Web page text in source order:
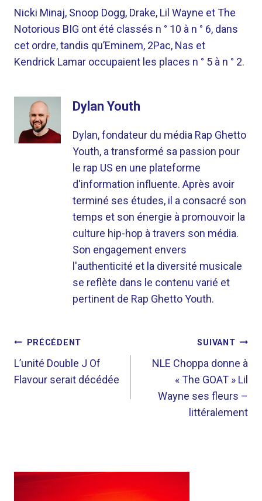
Nicki Minaj, Snoop Dogg, Drake, Lil Wayne et The
Notorious BIG ont été classés n ° 10 à n ° 6, dans
cet ordre, tandis qu’Eminem, 2Pac, Nas et
Kendrick Lamar occupaient les places n ° 5 à n ° 2.
Dylan Youth
Dylan, fondateur du média Rap Ghetto
Youth, a transformé sa passion pour
le rap US en une plateforme
d'information influente. Après avoir
terminé ses études, il a consacré son
temps et son énergie à promouvoir la
culture hip-hop à travers son média.
Son engagement envers
l'authenticité et la diversité musicale
se reflète dans le contenu varié et
pertinent de Rap Ghetto Youth.
NAVIGATION
DE
L’ARTICLE
PRÉCÉDENT
L’unité Double J Of
Flavour serait décédée
SUIVANT
NLE Choppa donne à
« The GOAT » Lil
Wayne ses fleurs –
littéralement